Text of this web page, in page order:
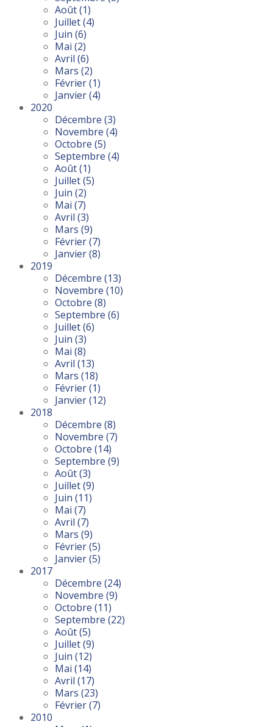
Août(1)
Juillet(4)
Juin (6)
Mai (2)
Avril (6)
Mars (2)
Février(1)
Janvier(4)
2020
Décembre (3)
Novembre (4)
Octobre (5)
Septembre (4)
Août(1)
Juillet(5)
Juin (2)
Mai (7)
Avril (3)
Mars (9)
Février(7)
Janvier(8)
2019
Décembre (13)
Novembre (10)
Octobre (8)
Septembre (6)
Juillet(6)
Juin (3)
Mai (8)
Avril (13)
Mars (18)
Février(1)
Janvier(12)
2018
Décembre (8)
Novembre (7)
Octobre (14)
Septembre (9)
Août(3)
Juillet(9)
Juin (11)
Mai (7)
Avril (7)
Mars (9)
Février(5)
Janvier(5)
2017
Décembre (24)
Novembre (9)
Octobre (11)
Septembre (22)
Août(5)
Juillet(9)
Juin (12)
Mai (14)
Avril (17)
Mars (23)
Février(7)
2010